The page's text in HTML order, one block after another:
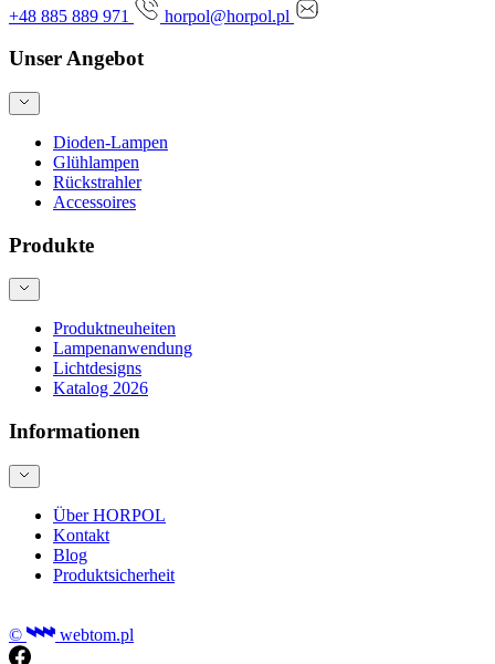
+48 885 889 971 horpol@horpol.pl
Unser Angebot
Dioden-Lampen
Glühlampen
Rückstrahler
Accessoires
Produkte
Produktneuheiten
Lampenanwendung
Lichtdesigns
Katalog 2026
Informationen
Über HORPOL
Kontakt
Blog
Produktsicherheit
© webtom.pl